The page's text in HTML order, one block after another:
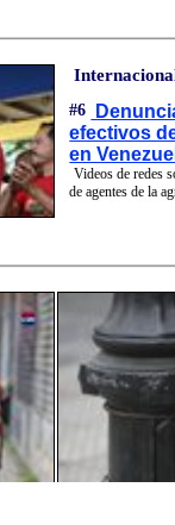
#6
efectivos
en
Videos de redes
de agentes de la